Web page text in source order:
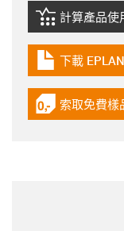
igus-icon-
計算產品使
igus-icon-
下載
igus-icon-索取免費樣